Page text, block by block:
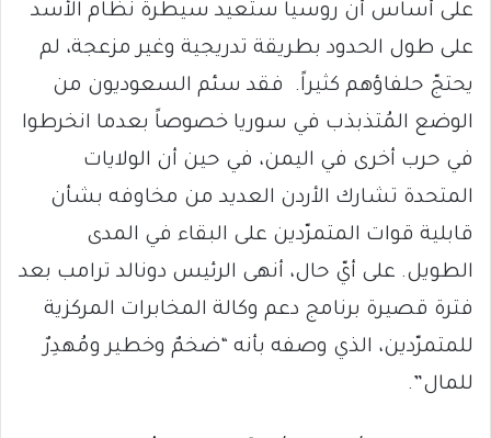
على أساس أن روسيا ستُعيد سيطرة نظام الأسد
على طول الحدود بطريقة تدريجية وغير مزعجة، لم
يحتجّ حلفاؤهم كثيراً. فقد سئم السعوديون من
الوضع المُتذبذب في سوريا خصوصاً بعدما انخرطوا
في حرب أخرى في اليمن، في حين أن الولايات
المتحدة تشارك الأردن العديد من مخاوفه بشأن
قابلية قوات المتمرّدين على البقاء في المدى
الطويل. على أيّ حال، أنهى الرئيس دونالد ترامب بعد
فترة قصيرة برنامج دعم وكالة المخابرات المركزية
للمتمرّدين، الذي وصفه بأنه “ضخمٌ وخطير ومُهدِرٌ
للمال”.